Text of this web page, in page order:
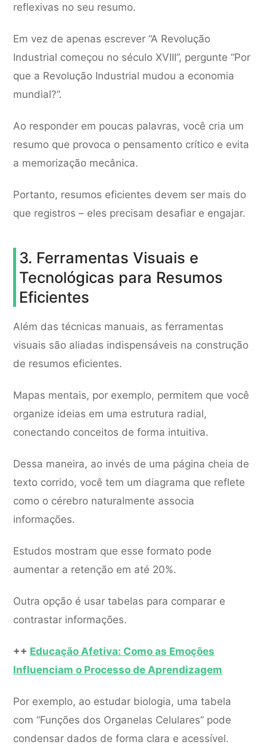
reflexivas no seu resumo.
Em vez de apenas escrever “A Revolução
Industrial começou no século XVIII”, pergunte “Por
que a Revolução Industrial mudou a economia
mundial?”.
Ao responder em poucas palavras, você cria um
resumo que provoca o pensamento crítico e evita
a memorização mecânica.
Portanto, resumos eficientes devem ser mais do
que registros – eles precisam desafiar e engajar.
3. Ferramentas Visuais e
Tecnológicas para Resumos
Eficientes
Além das técnicas manuais, as ferramentas
visuais são aliadas indispensáveis na construção
de resumos eficientes.
Mapas mentais, por exemplo, permitem que você
organize ideias em uma estrutura radial,
conectando conceitos de forma intuitiva.
Dessa maneira, ao invés de uma página cheia de
texto corrido, você tem um diagrama que reflete
como o cérebro naturalmente associa
informações.
Estudos mostram que esse formato pode
aumentar a retenção em até 20%.
Outra opção é usar tabelas para comparar e
contrastar informações.
++ Educação Afetiva: Como as Emoções
Influenciam o Processo de Aprendizagem
Por exemplo, ao estudar biologia, uma tabela
com “Funções dos Organelas Celulares” pode
condensar dados de forma clara e acessível.